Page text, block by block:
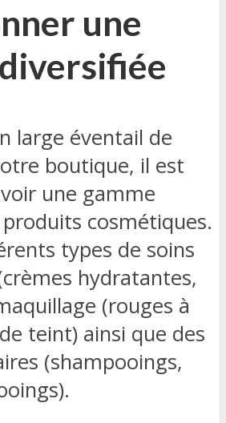
une
large éventail de
boutique, il est
une gamme
cosmétiques.
types de soins
hydratantes,
(rouges à
teint) ainsi que des
(shampooings,